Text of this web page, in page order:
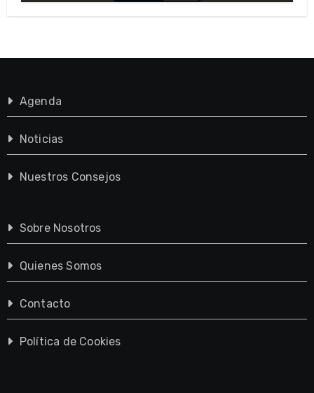
Agenda
Noticias
Nuestros Consejos
Sobre Nosotros
Quienes Somos
Contacto
Política de Cookies